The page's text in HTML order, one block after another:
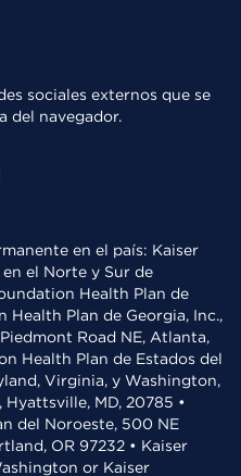
sociales externos que se
del navegador.
en el país: Kaiser
el Norte y Sur de
Health Plan de
Health Plan de Georgia, Inc.,
Road NE, Atlanta,
Health Plan de Estados del
Virginia, y Washington,
MD, 20785 •
del Noroeste, 500 NE
OR 97232 • Kaiser
or Kaiser